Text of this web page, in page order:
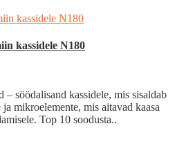
kassidele N180
söödalisand kassidele, mis sisaldab
mikroelemente, mis aitavad kaasa
Top 10 soodusta..